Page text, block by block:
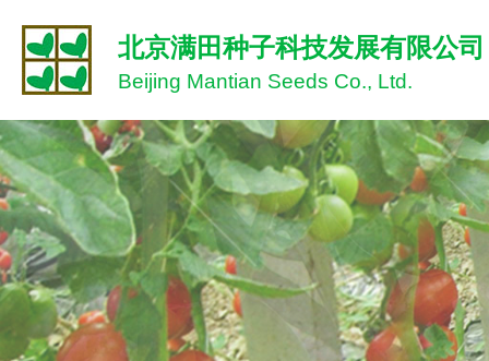
北京满田种子科技发展有限公司
Beijing Mantian Seeds Co., Ltd.